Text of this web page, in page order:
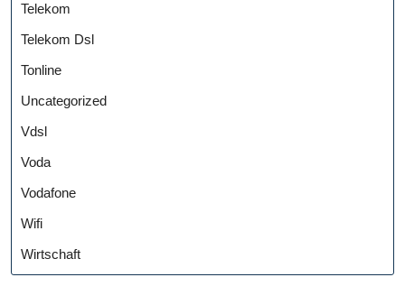
Telekom
Telekom Dsl
Tonline
Uncategorized
Vdsl
Voda
Vodafone
Wifi
Wirtschaft